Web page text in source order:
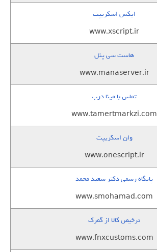
ایکس اسکریپت
www.xscript.ir
هاست سی پنل
www.manaserver.ir
تماس با مینا درب
www.tamertmarkzi.com
وان اسکریپت
www.onescript.ir
پایگاه رسمی دکتر سعید محمد
www.smohamad.com
ترخیص کالا از گمرک
www.fnxcustoms.com